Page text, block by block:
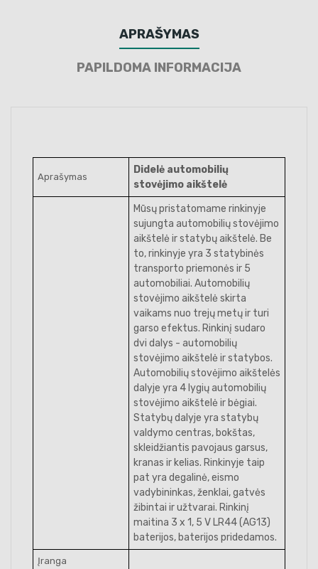
APRAŠYMAS
PAPILDOMA INFORMACIJA
Aprašymas
Didelė automobilių
stovėjimo aikštelė
Mūsų pristatomame rinkinyje
sujungta automobilių stovėjimo
aikštelė ir statybų aikštelė. Be
to, rinkinyje yra 3 statybinės
transporto priemonės ir 5
automobiliai. Automobilių
stovėjimo aikštelė skirta
vaikams nuo trejų metų ir turi
garso efektus. Rinkinį sudaro
dvi dalys - automobilių
stovėjimo aikštelė ir statybos.
Automobilių stovėjimo aikštelės
dalyje yra 4 lygių automobilių
stovėjimo aikštelė ir bėgiai.
Statybų dalyje yra statybų
valdymo centras, bokštas,
skleidžiantis pavojaus garsus,
kranas ir kelias. Rinkinyje taip
pat yra degalinė, eismo
vadybininkas, ženklai, gatvės
žibintai ir užtvarai. Rinkinį
maitina 3 x 1, 5 V LR44 (AG13)
baterijos, baterijos pridedamos.
Įranga